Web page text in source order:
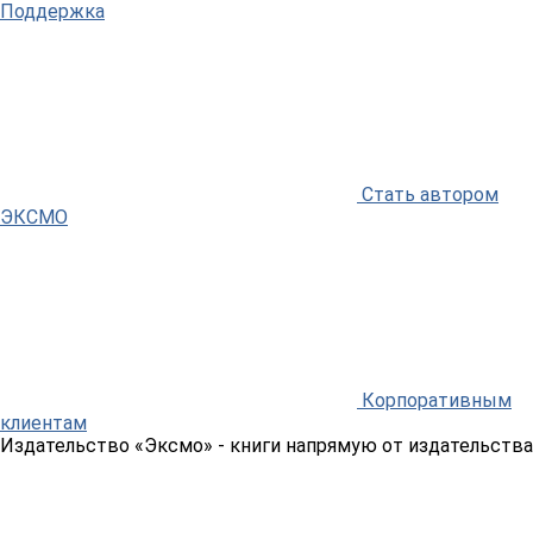
Поддержка
Стать автором
ЭКСМО
Корпоративным
клиентам
Издательство «Эксмо» - книги напрямую от издательства